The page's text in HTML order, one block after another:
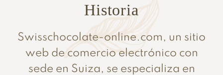
Historia
Swisschocolate-online.com, un sitio
web de comercio electrónico con
sede en Suiza, se especializa en